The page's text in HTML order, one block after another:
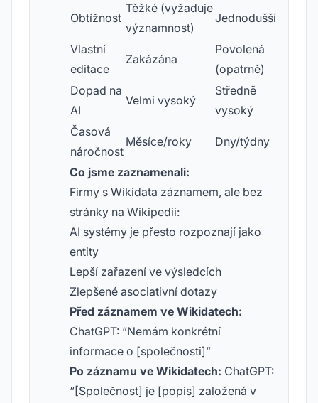
Obtížnost
Těžké (vyžaduje
významnost)
Jednodušší
Vlastní
editace
Zakázána
Povolená
(opatrně)
Dopad na
AI
Velmi vysoký
Středně
vysoký
Časová
náročnost
Měsíce/roky Dny/týdny
Co jsme zaznamenali:
Firmy s Wikidata záznamem, ale bez
stránky na Wikipedii:
AI systémy je přesto rozpoznají jako
entity
Lepší zařazení ve výsledcích
Zlepšené asociativní dotazy
Před záznamem ve Wikidatech:
ChatGPT: “Nemám konkrétní
informace o [společnosti]”
Po záznamu ve Wikidatech: ChatGPT:
“[Společnost] je [popis] založená v